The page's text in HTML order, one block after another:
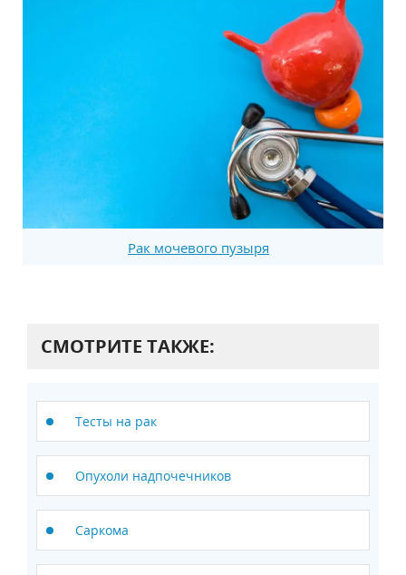
Рак мочевого пузыря
СМОТРИТЕ ТАКЖЕ:
Тесты на рак
Опухоли надпочечников
Саркома